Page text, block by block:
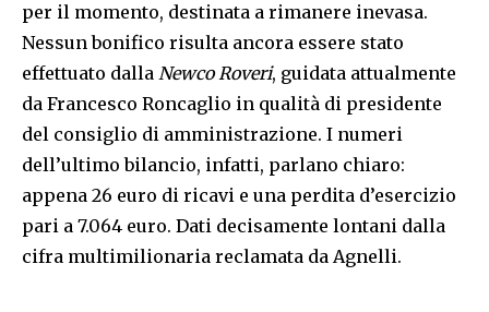
per il momento, destinata a rimanere inevasa.
Nessun bonifico risulta ancora essere stato
effettuato dalla Newco Roveri, guidata attualmente
da Francesco Roncaglio in qualità di presidente
del consiglio di amministrazione. I numeri
dell’ultimo bilancio, infatti, parlano chiaro:
appena 26 euro di ricavi e una perdita d’esercizio
pari a 7.064 euro. Dati decisamente lontani dalla
cifra multimilionaria reclamata da Agnelli.